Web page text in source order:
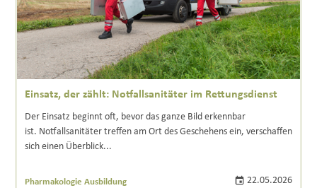
Einsatz, der zählt: Notfallsanitäter im Rettungsdienst
Der Einsatz beginnt oft, bevor das ganze Bild erkennbar
ist. Notfallsanitäter treffen am Ort des Geschehens ein, verschaffen
sich einen Überblick...
Pharmakologie Ausbildung 22.05.2026